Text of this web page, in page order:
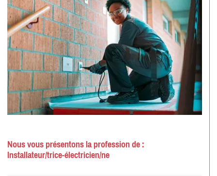
Nous vous présentons la profession de :
Installateur/trice-électricien/ne